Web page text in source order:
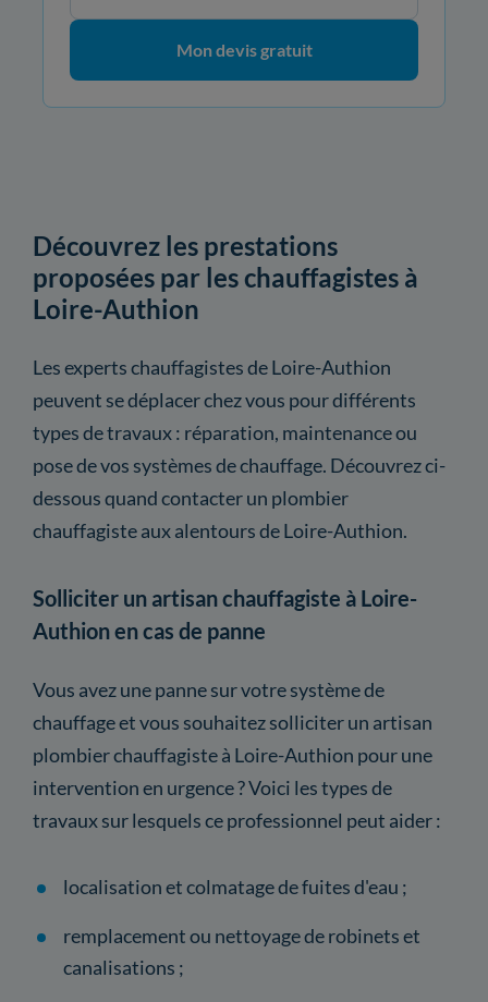
Mon devis gratuit
Découvrez les prestations
proposées par les chauffagistes à
Loire-Authion
Les experts chauffagistes de Loire-Authion
peuvent se déplacer chez vous pour différents
types de travaux : réparation, maintenance ou
pose de vos systèmes de chauffage. Découvrez ci-
dessous quand contacter un plombier
chauffagiste aux alentours de Loire-Authion.
Solliciter un artisan chauffagiste à Loire-
Authion en cas de panne
Vous avez une panne sur votre système de
chauffage et vous souhaitez solliciter un artisan
plombier chauffagiste à Loire-Authion pour une
intervention en urgence ? Voici les types de
travaux sur lesquels ce professionnel peut aider :
localisation et colmatage de fuites d'eau ;
remplacement ou nettoyage de robinets et
canalisations ;